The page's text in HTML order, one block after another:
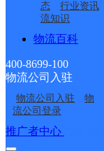
态
行业资讯
流知识
物流百科
400-8699-100
物流公司入驻
物流公司入驻
物
流公司登录
推广者中心
纸塑
工业广
出租车
德公馆